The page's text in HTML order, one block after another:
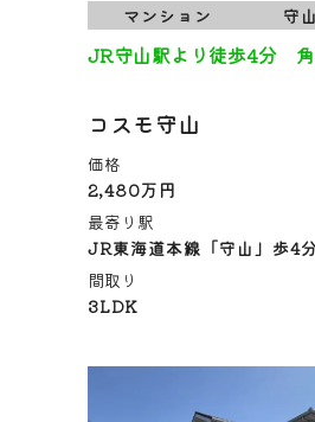
マンション 守
JR守山駅より徒歩4分
コスモ守山
価格
2,480万円
最寄り駅
JR東海道本線「守山」歩4
間取り
3LDK